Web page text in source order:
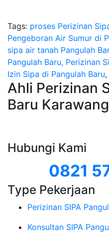
Tags: proses Perizinan
Pengeboran Air Sumur di
sipa air tanah Pangulah
Pangulah Baru, Perizinan
Izin Sipa di Pangulah Baru,
Ahli Perizinan
Baru Karawang
Hubungi Kami
0821
Type Pekerjaan
Perizinan SIPA
Konsultan SIPA